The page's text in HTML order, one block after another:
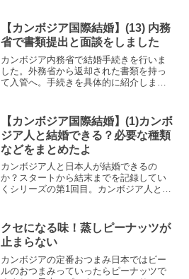
【カンボジア国際結婚】(13) 内務
省で書類提出と面談をしました
カンボジア内務省で結婚手続きを行いま
した。外務省から返却された書類を持っ
て入管へ。手続きを具体的に紹介しま
【カンボジア国際結婚】(1)カンボ
ジア人と結婚できる？必要な種類
などをまとめたよ
カンボジア人と日本人が結婚できるの
か？スタートから結末までを記録してい
くシリーズの第1回目。カンボジア人と日
ます。ぼく自身の健康問題も大きな不安
要素。
クセになる味！蒸しピーナッツが
止まらない
カンボジアの定番おつまみ日本ではビー
ルのおつまみっていったらピーナッツで